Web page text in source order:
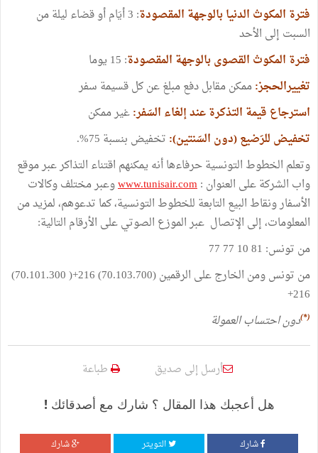
فترة المكوث الدنيابالوجهة المقصودة: 3 أيَامأوقضاء ليلةمن
السبت إلى الأحد
فترة المكوث القصوىبالوجهة المقصودة: 15
يوما
تغييرالحجز:ممكنمقابلدفعمبلغعنكلقسيمة سفر
استرجاع قيمة التذكرةعندإلغاء السَفر:غيرممكن
تخفيض للرَضيع(دون السَنتين): تخفيض بنسبة 75%.
وتعلم الخطوط التونسيةحرفاءهاأنه يمكنهم اقتناء التذاكرعبرموقع
واب الشركةعلى العنوان :
www.tunisair.comوعبرمختلفوكالات
الأسفارونقاط البيع التابعة للخطوط التونسية،كما تدعوهم،لمزيدمن
المعلومات،إلى الإتصال عبرالموزع الصوتيعلى الأرقام التالية:
من تونس:
81 10 77 77
من تونسومن الخارجعلى الرقمين
(70.103.700) 216+( 70.101.300)
216+
(*)دوناحتساب العمولة
أرسل إلى صديق طباعة
هل أعجبك هذا المقال ؟ شارك مع أصدقائك !
شارك التويتر شارك